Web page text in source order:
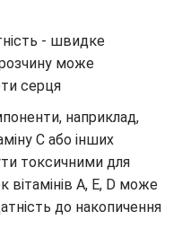
- швидке
може
серця
наприклад,
С або інших
токсичними для
вітамінів А, Е, D може
до накопичення